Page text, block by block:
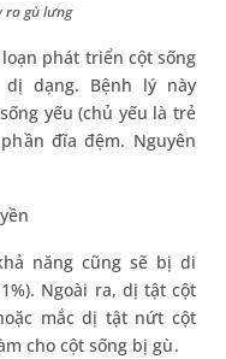
ra gù lưng
phát triển cột sống
dạng. Bệnh lý này
yếu (chủ yếu là trẻ
đĩa đệm. Nguyên
năng cũng sẽ bị di
Ngoài ra, dị tật cột
mắc dị tật nứt cột
cho cột sống bị gù.